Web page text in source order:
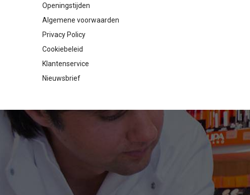
Openingstijden
Algemene voorwaarden
Privacy Policy
Cookiebeleid
Klantenservice
Nieuwsbrief